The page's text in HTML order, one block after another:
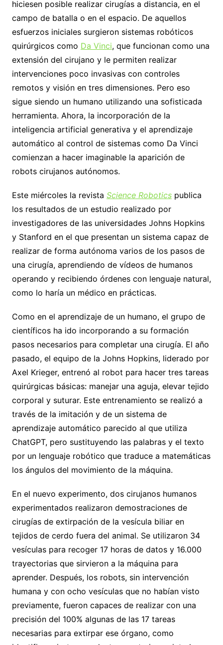
hiciesen posible realizar cirugías a distancia, en el
campo de batalla o en el espacio. De aquellos
esfuerzos iniciales surgieron sistemas robóticos
quirúrgicos como Da Vinci, que funcionan como una
extensión del cirujano y le permiten realizar
intervenciones poco invasivas con controles
remotos y visión en tres dimensiones. Pero eso
sigue siendo un humano utilizando una sofisticada
herramienta. Ahora, la incorporación de la
inteligencia artificial generativa y el aprendizaje
automático al control de sistemas como Da Vinci
comienzan a hacer imaginable la aparición de
robots cirujanos autónomos.
Este miércoles la revista Science Roboticspublica
los resultados de un estudio realizado por
investigadores de las universidades Johns Hopkins
y Stanford en el que presentan un sistema capaz de
realizar de forma autónoma varios de los pasos de
una cirugía, aprendiendo de vídeos de humanos
operando y recibiendo órdenes con lenguaje natural,
como lo haría un médico en prácticas.
Como en el aprendizaje de un humano, el grupo de
científicos ha ido incorporando a su formación
pasos necesarios para completar una cirugía. El año
pasado, el equipo de la Johns Hopkins, liderado por
Axel Krieger, entrenó al robot para hacer tres tareas
quirúrgicas básicas: manejar una aguja, elevar tejido
corporal y suturar. Este entrenamiento se realizó a
través de la imitación y de un sistema de
aprendizaje automático parecido al que utiliza
ChatGPT, pero sustituyendo las palabras y el texto
por un lenguaje robótico que traduce a matemáticas
los ángulos del movimiento de la máquina.
En el nuevo experimento, dos cirujanos humanos
experimentados realizaron demostraciones de
cirugías de extirpación de la vesícula biliar en
tejidos de cerdo fuera del animal. Se utilizaron 34
vesículas para recoger 17 horas de datos y 16.000
trayectorias que sirvieron a la máquina para
aprender. Después, los robots, sin intervención
humana y con ocho vesículas que no habían visto
previamente, fueron capaces de realizar con una
precisión del 100% algunas de las 17 tareas
necesarias para extirpar ese órgano, como